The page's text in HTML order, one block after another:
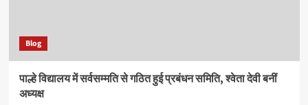
Blog
पाल्हे विद्यालय में सर्वसम्मति से गठित हुई प्रबंधन समिति, श्वेता देवी बनीं
अध्यक्ष